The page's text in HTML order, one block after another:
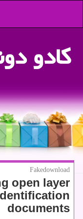
كادو
Fakedownload
open layer
documents